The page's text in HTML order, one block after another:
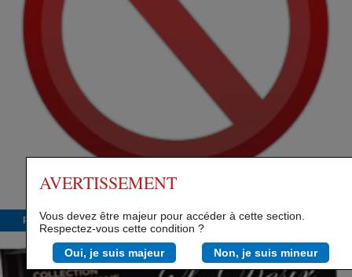
AVERTISSEMENT
Vous devez être majeur pour accéder à cette section.
Respectez-vous cette condition ?
Oui, je suis majeur
Non, je suis mineur
Promo